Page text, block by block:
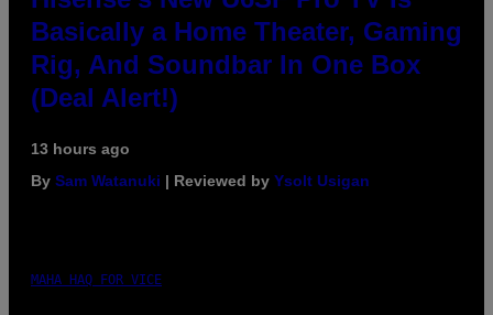
Basically a Home Theater, Gaming
Rig, And Soundbar In One Box
(Deal Alert!)
13 hours ago
By Sam Watanuki | Reviewed by Ysolt Usigan
MAHA HAQ FOR VICE